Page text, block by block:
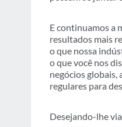
E continuamos a
resultados mais
o que nossa
o que você nos
negócios globais,
regulares para
Desejando-lhe